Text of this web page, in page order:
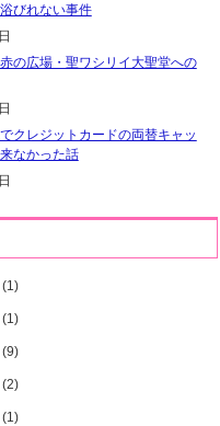
びれない事件
の広場・聖ワシリイ大聖堂への
クレジットカードの両替キャッ
なかった話
(1)
(1)
(9)
(2)
(1)